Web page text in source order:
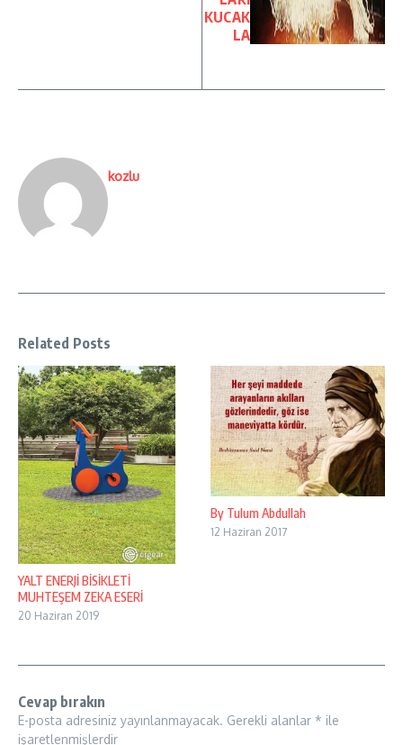
KUCAK
LA
kozlu
Related Posts
YALT ENERJİ BİSİKLETİ
MUHTEŞEM ZEKA ESERİ
20 Haziran 2019
By Tulum Abdullah
12 Haziran 2017
Cevap bırakın
E-posta adresiniz yayınlanmayacak. Gerekli alanlar * ile
işaretlenmişlerdir